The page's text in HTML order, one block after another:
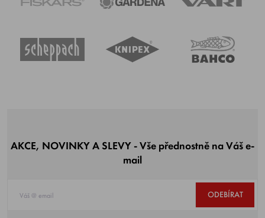
AKCE, NOVINKY A SLEVY - Vše přednostně na Váš e-
mail
ODEBÍRAT